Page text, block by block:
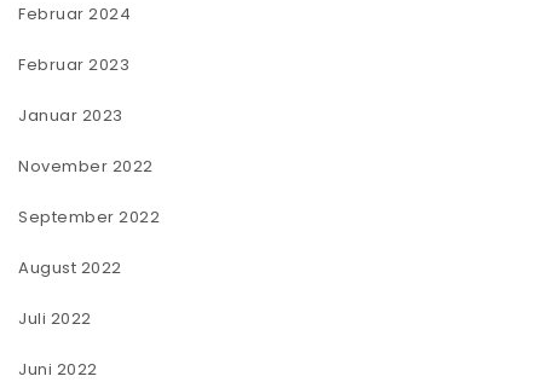
Februar 2024
Februar 2023
Januar 2023
November 2022
September 2022
August 2022
Juli 2022
Juni 2022